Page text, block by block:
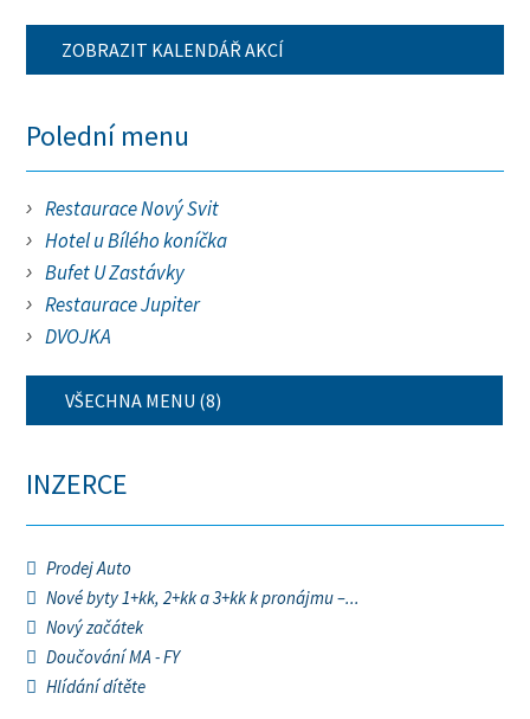
ZOBRAZIT KALENDÁŘ AKCÍ
Polední menu
Restaurace Nový Svit
Hotel u Bílého koníčka
Bufet U Zastávky
Restaurace Jupiter
DVOJKA
VŠECHNA MENU (8)
INZERCE
Prodej Auto
Nové byty 1+kk, 2+kk a 3+kk k pronájmu –...
Nový začátek
Doučování MA - FY
Hlídání dítěte